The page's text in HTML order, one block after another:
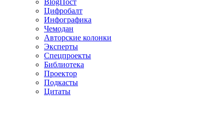
BlogПост
Цифробалт
Инфографика
Чемодан
Авторские колонки
Эксперты
Спецпроекты
Библиотека
Проектор
Подкасты
Цитаты